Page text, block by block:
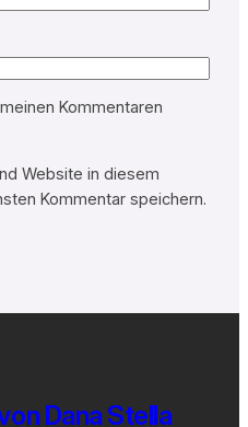
Kommentaren
Website in diesem
Kommentar speichern.
Dana Stella